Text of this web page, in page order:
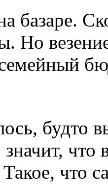
базаре.
Но
будто
значит,
что